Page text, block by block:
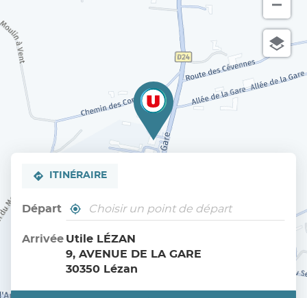
ITINÉRAIRE
Départ
,
trouver
un
point
de
vente
À
proximité
Arrivée Utile LÉZAN
9, AVENUE DE LA GARE
30350 Lézan